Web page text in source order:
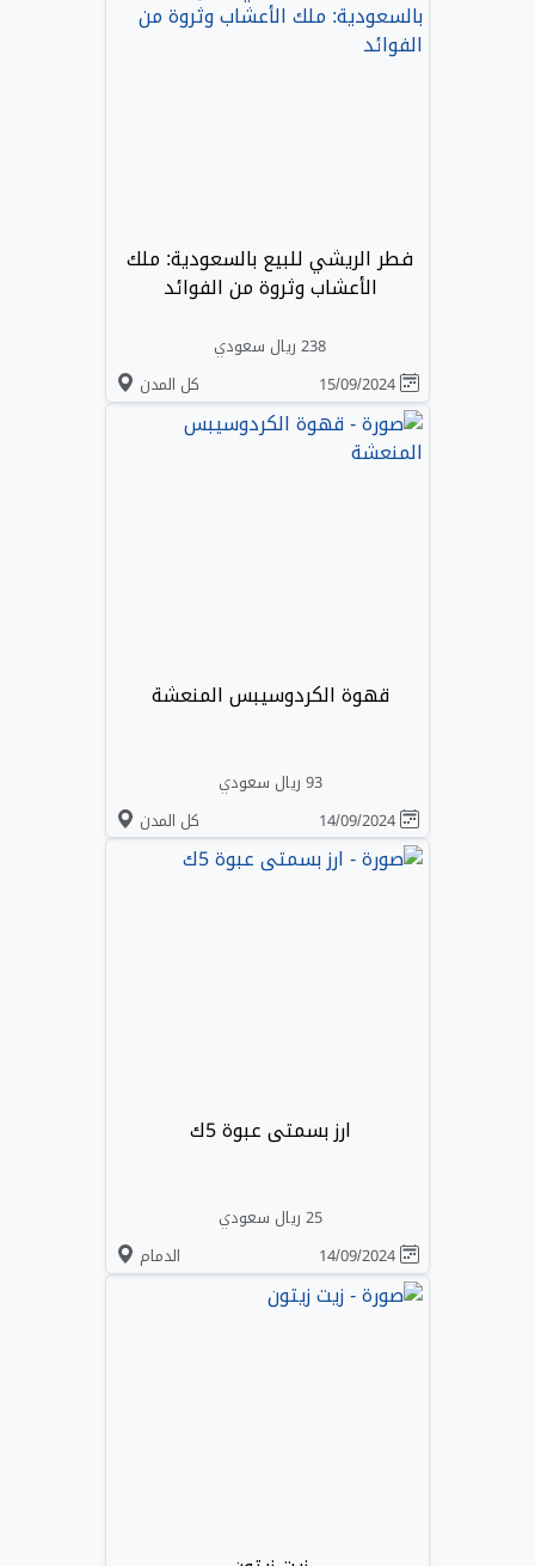
فطر الريشي للبيع بالسعودية: ملك
الأعشاب وثروة من الفوائد
238 ريال سعودي
كل المدن
قهوة الكردوسيبس المنعشة
93 ريال سعودي
كل المدن
ارز بسمتى عبوة 5ك
25 ريال سعودي
الدمام